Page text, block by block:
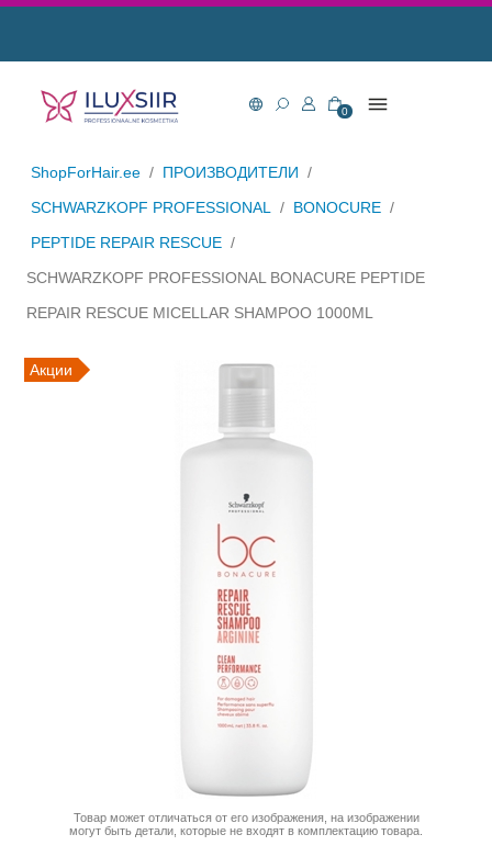
0
ShopForHair.ee / ПРОИЗВОДИТЕЛИ /
SCHWARZKOPF PROFESSIONAL
/ BONOCURE /
PEPTIDE REPAIR RESCUE /
SCHWARZKOPF PROFESSIONAL BONACURE PEPTIDE
REPAIR RESCUE MICELLAR SHAMPOO 1000ML
Акции
Товар может отличаться от его изображения, на изображении
могут быть детали, которые не входят в комплектацию товара.